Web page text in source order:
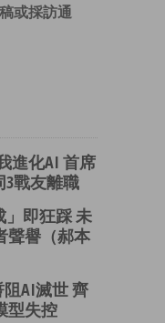
或採訪通
進化AI 首席
3戰友離職
」即狂踩 未
聲譽（郝本
AI滅世 齊
型失控